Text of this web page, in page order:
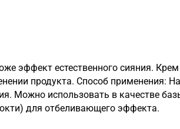
эффект естественного сияния.
продукта. Способ применения:
Можно использовать в качестве
для отбеливающего эффекта.